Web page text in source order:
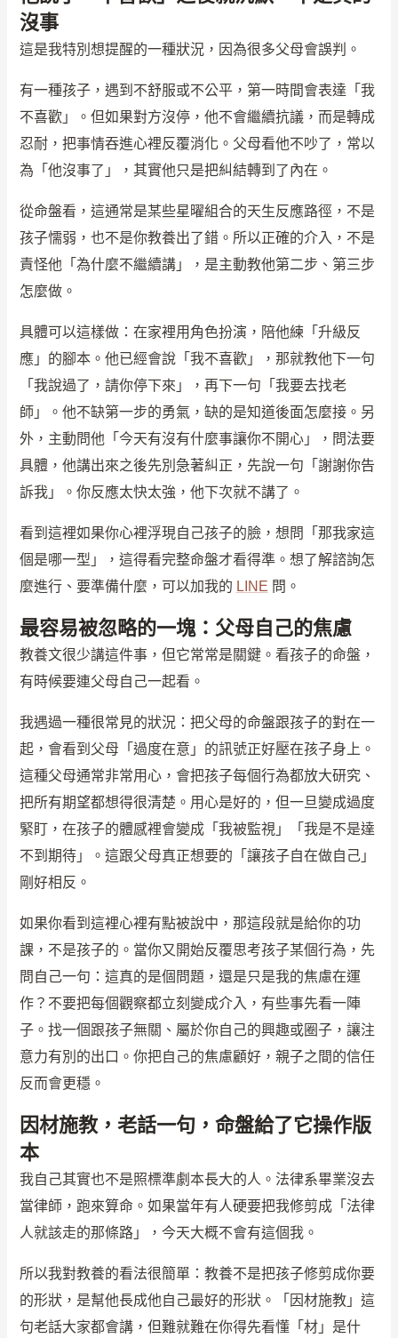
沒事
這是我特別想提醒的一種狀況，因為很多父母會誤判。
有一種孩子，遇到不舒服或不公平，第一時間會表達「我
不喜歡」。但如果對方沒停，他不會繼續抗議，而是轉成
忍耐，把事情吞進心裡反覆消化。父母看他不吵了，常以
為「他沒事了」，其實他只是把糾結轉到了內在。
從命盤看，這通常是某些星曜組合的天生反應路徑，不是
孩子懦弱，也不是你教養出了錯。所以正確的介入，不是
責怪他「為什麼不繼續講」，是主動教他第二步、第三步
怎麼做。
具體可以這樣做：在家裡用角色扮演，陪他練「升級反
應」的腳本。他已經會說「我不喜歡」，那就教他下一句
「我說過了，請你停下來」，再下一句「我要去找老
師」。他不缺第一步的勇氣，缺的是知道後面怎麼接。另
外，主動問他「今天有沒有什麼事讓你不開心」，問法要
具體，他講出來之後先別急著糾正，先說一句「謝謝你告
訴我」。你反應太快太強，他下次就不講了。
看到這裡如果你心裡浮現自己孩子的臉，想問「那我家這
個是哪一型」，這得看完整命盤才看得準。想了解諮詢怎
麼進行、要準備什麼，可以加我的 LINE 問。
最容易被忽略的一塊：父母自己的焦慮
教養文很少講這件事，但它常常是關鍵。看孩子的命盤，
有時候要連父母自己一起看。
我遇過一種很常見的狀況：把父母的命盤跟孩子的對在一
起，會看到父母「過度在意」的訊號正好壓在孩子身上。
這種父母通常非常用心，會把孩子每個行為都放大研究、
把所有期望都想得很清楚。用心是好的，但一旦變成過度
緊盯，在孩子的體感裡會變成「我被監視」「我是不是達
不到期待」。這跟父母真正想要的「讓孩子自在做自己」
剛好相反。
如果你看到這裡心裡有點被說中，那這段就是給你的功
課，不是孩子的。當你又開始反覆思考孩子某個行為，先
問自己一句：這真的是個問題，還是只是我的焦慮在運
作？不要把每個觀察都立刻變成介入，有些事先看一陣
子。找一個跟孩子無關、屬於你自己的興趣或圈子，讓注
意力有別的出口。你把自己的焦慮顧好，親子之間的信任
反而會更穩。
因材施教，老話一句，命盤給了它操作版
本
我自己其實也不是照標準劇本長大的人。法律系畢業沒去
當律師，跑來算命。如果當年有人硬要把我修剪成「法律
人就該走的那條路」，今天大概不會有這個我。
所以我對教養的看法很簡單：教養不是把孩子修剪成你要
的形狀，是幫他長成他自己最好的形狀。「因材施教」這
句老話大家都會講，但難就難在你得先看懂「材」是什